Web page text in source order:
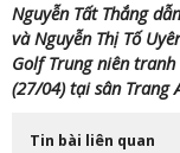
Nguyễn Tất Thắng
và Nguyễn Thị Tố
Golf Trung niên
(27/04) tại sân Trang
Tin bài liên quan